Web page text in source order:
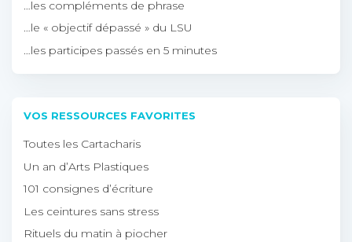
…les compléments de phrase
…le « objectif dépassé » du LSU
…les participes passés en 5 minutes
VOS RESSOURCES FAVORITES
Toutes les Cartacharis
Un an d’Arts Plastiques
101 consignes d’écriture
Les ceintures sans stress
Rituels du matin à piocher